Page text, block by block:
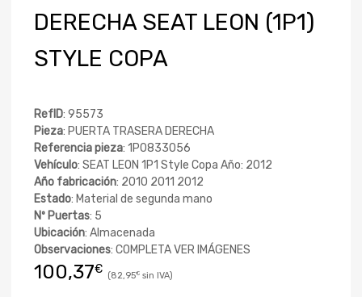
DERECHA SEAT LEON (1P1)
STYLE COPA
RefID: 95573
Pieza: PUERTA TRASERA DERECHA
Referencia pieza: 1P0833056
Vehículo: SEAT LEON 1P1 Style Copa Año: 2012
Año fabricación: 2010 2011 2012
Estado: Material de segunda mano
Nº Puertas: 5
Ubicación: Almacenada
Observaciones: COMPLETA VER IMÁGENES
100,37€ 82,95€